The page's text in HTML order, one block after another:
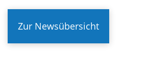
Zur Newsübersicht